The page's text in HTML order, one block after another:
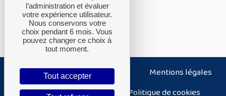
Nous contacter
Nous contacter Plan du site
Mentions légales
Politique de confidentialité
Politique de cookies
l’administration et évaluer
votre expérience utilisateur.
Nous conservons votre
choix pendant 6 mois. Vous
pouvez changer ce choix à
tout moment.
Tout accepter